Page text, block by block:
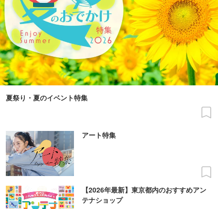
夏祭り・夏のイベント特集
アート特集
【2026年最新】東京都内のおすすめアン
テナショップ